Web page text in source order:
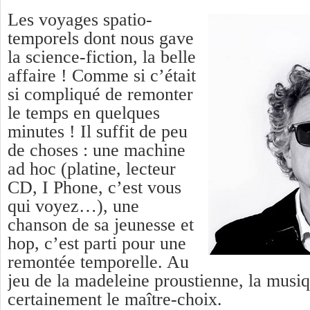
Les voyages spatio-
temporels dont nous gave
la science-fiction, la belle
affaire ! Comme si c’était
si compliqué de remonter
le temps en quelques
minutes ! Il suffit de peu
de choses : une machine
ad hoc (platine, lecteur
CD, I Phone, c’est vous
qui voyez…), une
chanson de sa jeunesse et
hop, c’est parti pour une
remontée temporelle. Au
jeu de la madeleine proustienne, la
certainement le maître-choix.